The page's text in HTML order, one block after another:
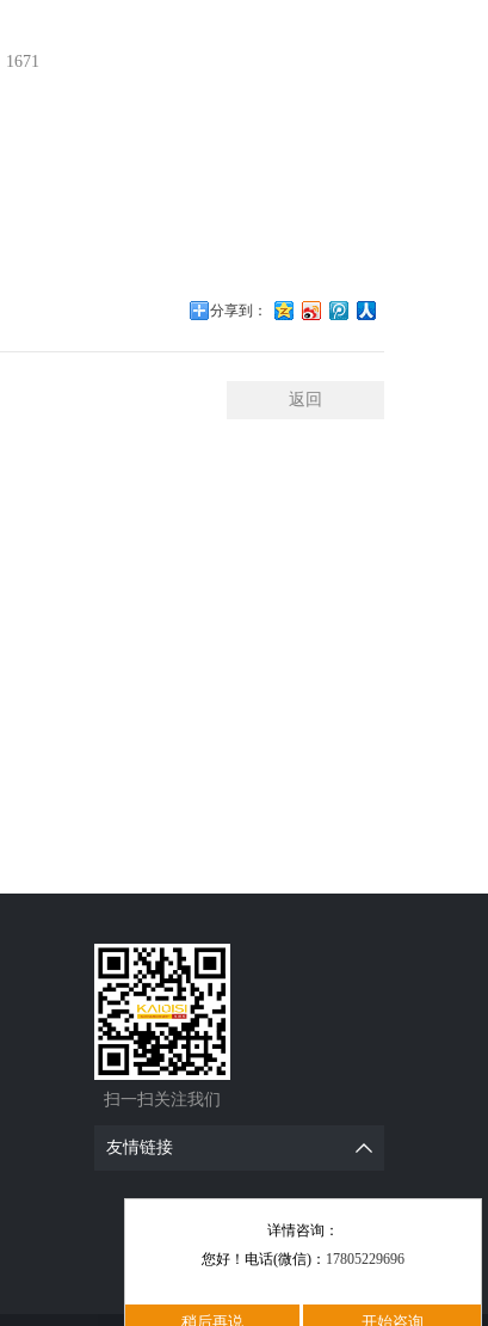
1671
分享到：
返回
扫一扫关注我们
友情链接
详情咨询：
您好！电话(微信)： 17805229696
稍后再说 开始咨询